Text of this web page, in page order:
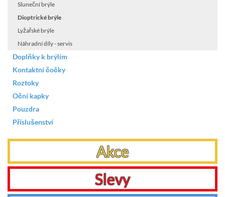
Sluneční brýle
Dioptrické brýle
Lyžařské brýle
Náhradní díly - servis
Doplňky k brýlím
Kontaktní čočky
Roztoky
Oční kapky
Pouzdra
Příslušenství
Akce
Slevy